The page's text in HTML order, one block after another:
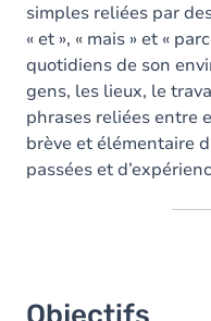
simples reliées par
« et », « mais » et «
quotidiens de son
gens, les lieux, le
phrases reliées entre
brève et élémentaire
passées et